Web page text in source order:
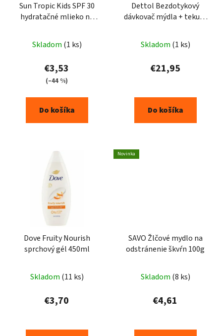
Sun Tropic Kids SPF 30
hydratačné mlieko na
Skladom (1 ks)
€3,53
(–44 %)
Do košíka
Dettol Bezdotykový
dávkovač mýdla + tekuté
250ml
Skladom (1 ks)
€21,95
Do košíka
Dove Fruity Nourish
sprchový gél 450ml
Skladom (11 ks)
€3,70
Novinka
SAVO Žlčové mydlo na
odstránenie škvŕn 100g
Skladom (8 ks)
€4,61